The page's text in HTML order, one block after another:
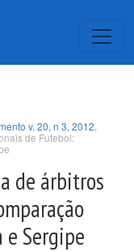
v. 20, n 3, 2012.
de Futebol:
de árbitros
e Sergipe